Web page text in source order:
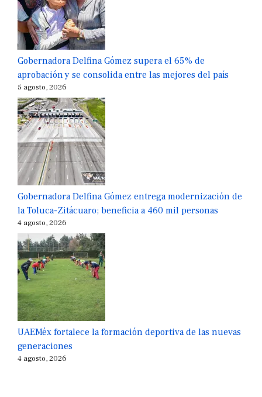
Gobernadora Delfina Gómez supera el 65% de
aprobación y se consolida entre las mejores del país
5 agosto, 2026
Gobernadora Delfina Gómez entrega modernización de
la Toluca-Zitácuaro; beneficia a 460 mil personas
4 agosto, 2026
UAEMéx fortalece la formación deportiva de las nuevas
generaciones
4 agosto, 2026